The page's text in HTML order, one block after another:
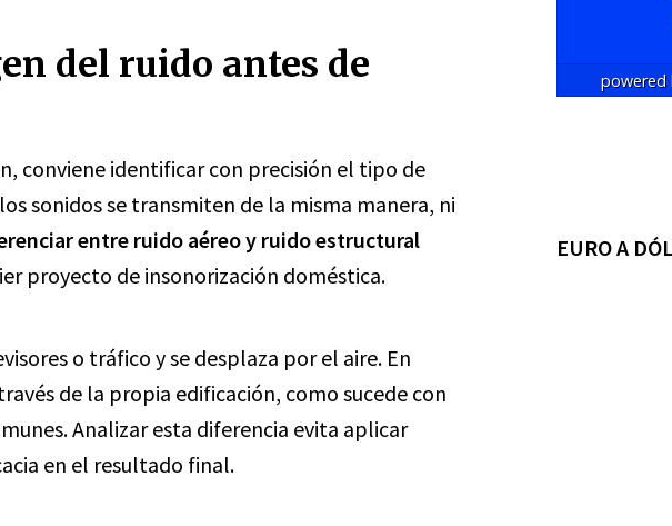
del ruido antes de
conviene identificar con precisión el tipo de
sonidos se transmiten de la misma manera, ni
entre ruido aéreo y ruido estructural
proyecto de insonorización doméstica.
o tráfico y se desplaza por el aire. En
de la propia edificación, como sucede con
Analizar esta diferencia evita aplicar
en el resultado final.
powered
EURO A